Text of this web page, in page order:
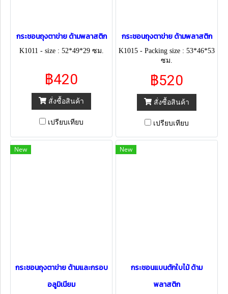
กระชอนถุงตาข่าย ด้ามพลาสติก
K1011 - size : 52*49*29 ซม.
฿420
สั่งซื้อสินค้า
เปรียบเทียบ
กระชอนถุงตาข่าย ด้ามพลาสติก
K1015 - Packing size : 53*46*53
ซม.
฿520
สั่งซื้อสินค้า
เปรียบเทียบ
New
กระชอนถุงตาข่าย ด้ามและกรอบ
อลูมิเนียม
New
กระชอนแบนตักใบไม้ ด้าม
พลาสติก